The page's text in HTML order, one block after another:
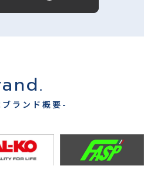
ランド概要-